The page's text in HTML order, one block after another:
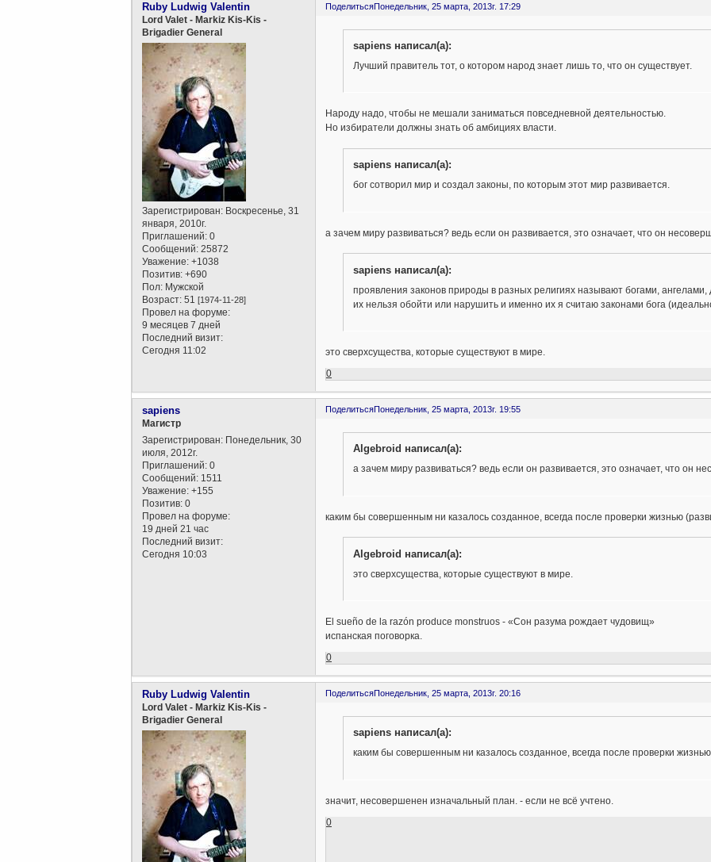
ПоделитьсяПонедельник, 25 марта, 2013г. 17:29
Ruby Ludwig Valentin
Lord Valet - Markiz Kis-Kis -
Brigadier General
Зарегистрирован: Воскресенье, 31
января, 2010г.
Приглашений: 0
Сообщений: 25872
Уважение: +1038
Позитив: +690
Пол: Мужской
Возраст: 51[1974-11-28]
Провел на форуме:
9 месяцев 7 дней
Последний визит:
Сегодня 11:02
sapiens написал(а):
Лучший правитель тот, о котором народ знает лишь то, что он существует.
Народу надо, чтобы не мешали заниматься повседневной деятельностью.
Но избиратели должны знать об амбициях власти.
sapiens написал(а):
бог сотворил мир и создал законы, по которым этот мир развивается.
а зачем миру развиваться? ведь если он развивается, это означает, что он
sapiens написал(а):
проявления законов природы в разных религиях называют богами,
их нельзя обойти или нарушить и именно их я считаю законами бога
это сверхсущества, которые существуют в мире.
0
ПоделитьсяПонедельник, 25 марта, 2013г. 19:55
sapiens
Магистр
Зарегистрирован: Понедельник, 30
июля, 2012г.
Приглашений: 0
Сообщений: 1511
Уважение: +155
Позитив: 0
Провел на форуме:
19 дней 21 час
Последний визит:
Сегодня 10:03
Algebroid написал(а):
а зачем миру развиваться? ведь если он развивается, это означает, что он
каким бы совершенным ни казалось созданное, всегда после проверки жизнью
Algebroid написал(а):
это сверхсущества, которые существуют в мире.
El sueño de la razón produce monstruos - «Сон разума рождает чудовищ»
испанская поговорка.
0
ПоделитьсяПонедельник, 25 марта, 2013г. 20:16
Ruby Ludwig Valentin
Lord Valet - Markiz Kis-Kis -
Brigadier General
sapiens написал(а):
каким бы совершенным ни казалось созданное, всегда после проверки
значит, несовершенен изначальный план. - если не всё учтено.
0